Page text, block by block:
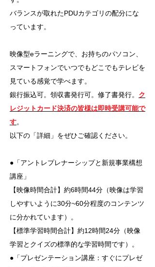
バランスが取れたPDUカテゴリの配分にな
っています。
映像型eラーニングで、お持ちのパソコン、
スマートフォンでいつでもどこでもテレビを
見ている感覚で学べます。
銀行振込可。領収書発行可。修了書発行。 ク
レジットカード決済の皆様は即時受講可能で
す。
以下の「詳細」をぜひご確認ください。
●「アントレプレナーシップと新規事業構想
講座」
【映像時間合計】約6時間44分（映像は学習
しやすいように30分~60分程度のコンテンツ
に分かれています）。
【標準学習時間合計】約12時間24分（映像
学習とクイズの標準的な学習時間です）。
●「プレゼンテーション講座：すぐにプレゼ